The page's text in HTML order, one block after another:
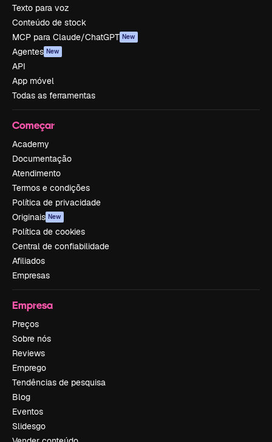
Texto para voz
Conteúdo de stock
MCP para Claude/ChatGPT New
Agentes New
API
App móvel
Todas as ferramentas
Começar
Academy
Documentação
Atendimento
Termos e condições
Política de privacidade
Originais New
Política de cookies
Central de confiabilidade
Afiliados
Empresas
Empresa
Preços
Sobre nós
Reviews
Emprego
Tendências de pesquisa
Blog
Eventos
Slidesgo